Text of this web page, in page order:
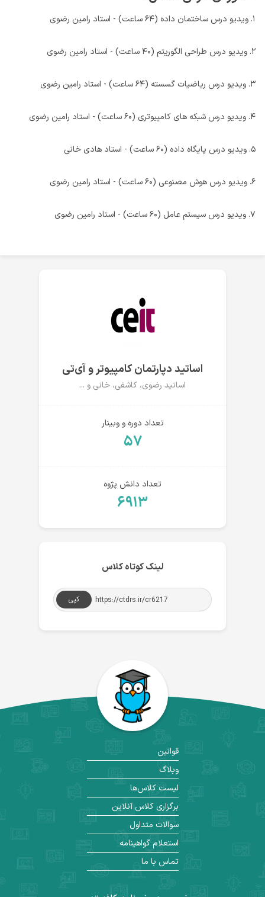
۱. ویدیو درس ساختمان داده (۶۴ ساعت) - استاد رامین رضوی
۲. ویدیو درس طراحی الگوریتم (۴۰ ساعت) - استاد رامین رضوی
۳. ویدیو درس ریاضیات گسسته (۶۴ ساعت) - استاد رامین رضوی
۴. ویدیو درس شبکه های کامپیوتری (۶۰ ساعت) - استاد رامین رضوی
۵. ویدیو درس پایگاه داده (۶۰ ساعت) - استاد هادی خانی
۶. ویدیو درس هوش مصنوعی (۶۰ ساعت) - استاد رامین رضوی
۷. ویدیو درس سیستم عامل (۶۰ ساعت) - استاد رامین رضوی
اساتید دپارتمان کامپیوتر و آی‌تی
اساتید رضوی، کاشفی، خانی و ...
تعداد دوره و وبینار
۵۷
تعداد دانش پژوه
۶۹۱۳
لینک کوتاه کلاس
کپی
قوانین
وبلاگ
لیست کلاس‌ها
برگزاری کلاس آنلاین
سوالات متداول
استعلام گواهینامه
تماس با ما